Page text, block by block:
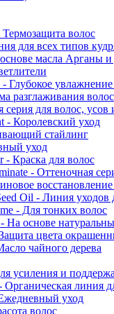
волос
для всех типов
масла Арганы и
Глубокое увлажнение
разглаживания волос
для волос, усов
- Королевский уход
стайлинг
уход
Краска для волос
- Оттеночная
Oil - Линия уходов
- Для тонких волос
На основе
цвета
чайного дерева
усиления и
Органическая линия
уход
волос